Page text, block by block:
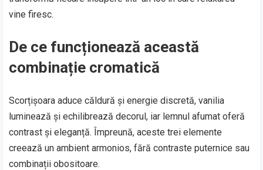
vine firesc.
De ce funcționează această
combinație cromatică
Scorțișoara aduce căldură și energie discretă, vanilia
luminează și echilibrează decorul, iar lemnul afumat oferă
contrast și eleganță. Împreună, aceste trei elemente
creează un ambient armonios, fără contraste puternice sau
combinații obositoare.